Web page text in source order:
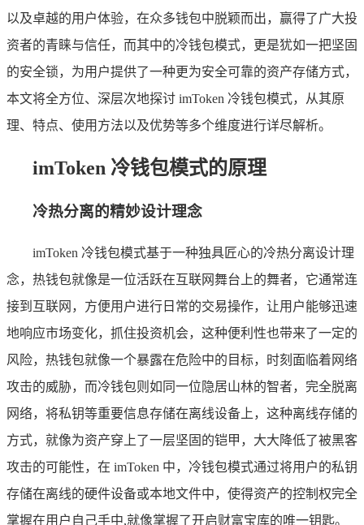
以及卓越的用户体验，在众多钱包中脱颖而出，赢得了广大投
资者的青睐与信任，而其中的冷钱包模式，更是犹如一把坚固
的安全锁，为用户提供了一种更为安全可靠的资产存储方式，
本文将全方位、深层次地探讨 imToken 冷钱包模式，从其原
理、特点、使用方法以及优势等多个维度进行详尽解析。
imToken 冷钱包模式的原理
冷热分离的精妙设计理念
imToken 冷钱包模式基于一种独具匠心的冷热分离设计理
念，热钱包就像是一位活跃在互联网舞台上的舞者，它通常连
接到互联网，方便用户进行日常的交易操作，让用户能够迅速
地响应市场变化，抓住投资机会，这种便利性也带来了一定的
风险，热钱包就像一个暴露在危险中的目标，时刻面临着网络
攻击的威胁，而冷钱包则如同一位隐居山林的智者，完全脱离
网络，将私钥等重要信息存储在离线设备上，这种离线存储的
方式，就像为资产穿上了一层坚固的铠甲，大大降低了被黑客
攻击的可能性，在 imToken 中，冷钱包模式通过将用户的私钥
存储在离线的硬件设备或本地文件中，使得资产的控制权完全
掌握在用户自己手中,就像掌握了开启财富宝库的唯一钥匙。